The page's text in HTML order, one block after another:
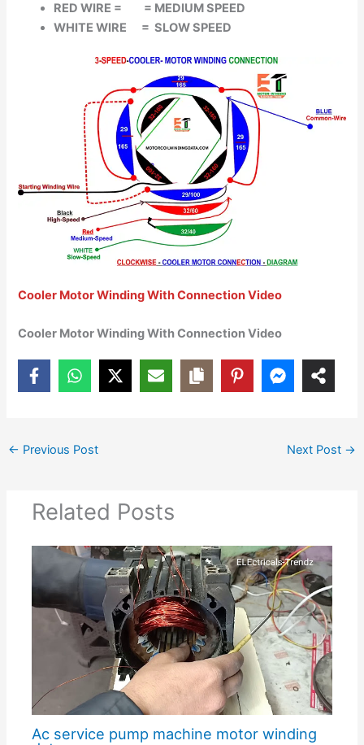
RED WIRE = = MEDIUM SPEED
WHITE WIRE = SLOW SPEED
Cooler Motor Winding With Connection Video
Cooler Motor Winding With Connection Video
← Previous Post Next Post →
Related Posts
Ac service pump machine motor winding